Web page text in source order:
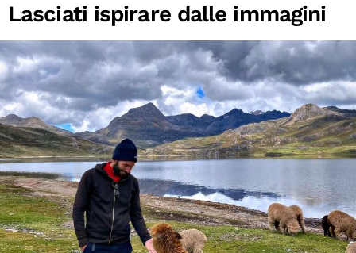
Lasciati ispirare dalle immagini